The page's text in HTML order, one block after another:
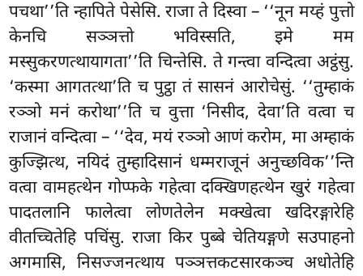
पचथा’’ति न्हापिते पेसेसि. राजा ते दिस्वा – ‘‘नून मय्हं पुत्तो
केनचि सञ्ञत्तो भविस्सति, इमे मम
मस्सुकरणत्थायागता’’ति चिन्तेसि. ते गन्त्वा वन्दित्वा अट्ठंसु.
‘कस्मा आगतत्था’ति च पुट्ठा तं सासनं आरोचेसुं. ‘‘तुम्हाकं
रञ्ञो मनं करोथा’’ति च वुत्ता ‘निसीद, देवा’ति वत्वा च
राजानं वन्दित्वा – ‘‘देव, मयं रञ्ञो आणं करोम, मा अम्हाकं
कुज्झित्थ, नयिदं तुम्हादिसानं धम्मराजूनं अनुच्छविक’’न्ति
वत्वा वामहत्थेन गोप्फके गहेत्वा दक्खिणहत्थेन खुरं गहेत्वा
पादतलानि फालेत्वा लोणतेलेन मक्खेत्वा खदिरङ्गारेहि
वीतच्चितेहि पचिंसु. राजा किर पुब्बे चेतियङ्गणे सउपाहनो
अगमासि, निसज्जनत्थाय पञ्ञत्तकटसारकञ्च अधोतेहि